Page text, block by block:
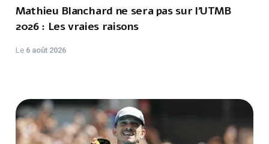
Mathieu Blanchard ne sera pas sur l'UTMB
2026 : Les vraies raisons
Le 6 août 2026